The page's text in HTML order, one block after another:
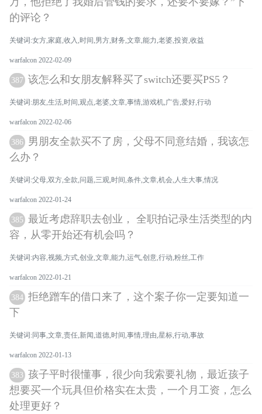
的评论？
关键词:女方,家庭,收入,时间,男方,财务,文章,能力,老婆,投资,收益
warfalcon 2022-02-09
387 该怎么和女朋友解释买了switch还要买PS5？
关键词:朋友,生活,时间,观点,老婆,文章,事情,游戏机,广告,爱好,行动
warfalcon 2022-02-06
386 男朋友全款买不了房，父母不同意结婚，我该怎
么办？
关键词:父母,双方,全款,问题,三观,时间,条件,文章,机会,人生大事,情况
warfalcon 2022-01-24
385 最近考虑辞职去创业， 全职拍记录生活类型的内
容，从零开始还有机会吗？
关键词:内容,视频,方式,创业,文章,能力,运气,创意,行动,粉丝,工作
warfalcon 2022-01-21
384 拒绝蹭车的借口来了，这个案子你一定要知道一
下
关键词:同事,文章,责任,新闻,道德,时间,事情,理由,星标,行动,事故
warfalcon 2022-01-13
383 孩子平时很懂事，很少向我索要礼物，最近孩子
想要买一个玩具但价格实在太贵，一个月工资，怎么
处理更好？